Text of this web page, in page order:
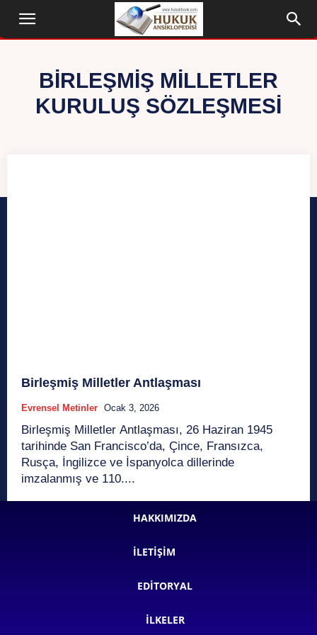
BIRLEŞMIŞ MILLETLER
KURULUŞ SÖZLEŞMESI
Birleşmiş Milletler Antlaşması
Evrensel Metinler Ocak 3, 2026
Birleşmiş Milletler Antlaşması, 26 Haziran 1945
tarihinde San Francisco’da, Çince, Fransızca,
Rusça, İngilizce ve İspanyolca dillerinde
imzalanmış ve 110....
HAKKIMIZDA
İLETIŞIM
EDITORYAL
İLKELER